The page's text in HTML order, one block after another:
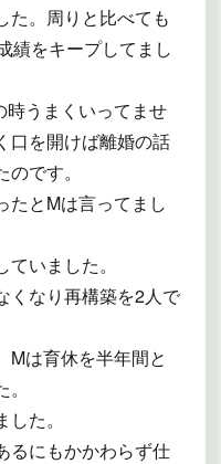
た。周りと比べても
績をキープしてまし
時うまくいってませ
口を開けば離婚の話
です。
たとMは言ってまし
いました。
くなり再構築を2人で
Mは育休を半年間と
た。
るにもかかわらず仕